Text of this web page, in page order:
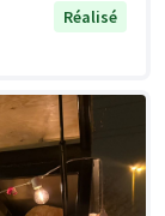
Réalisé